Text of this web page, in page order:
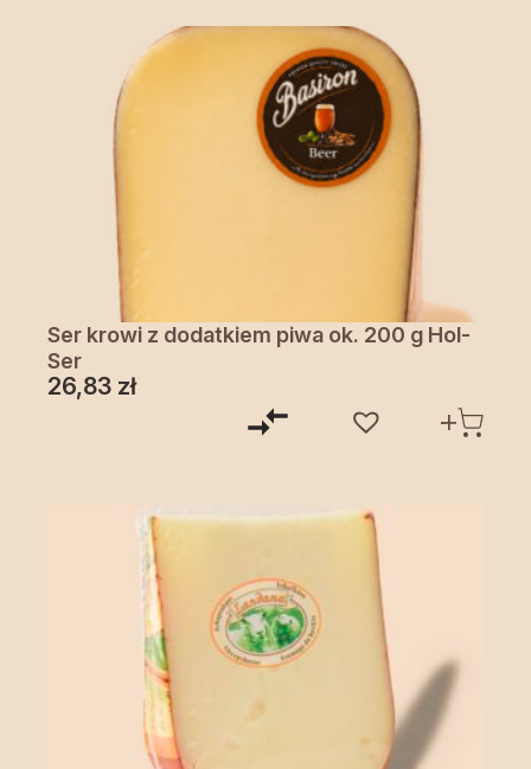
Ser krowi z dodatkiem piwa ok. 200 g Hol-
Ser
26,83 zł